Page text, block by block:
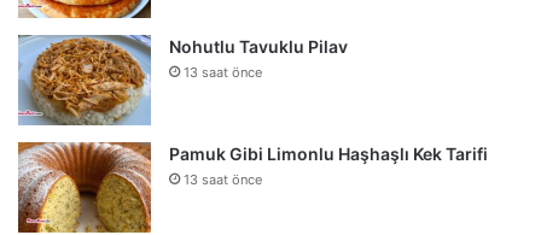
Nohutlu Tavuklu Pilav
13 saat önce
Pamuk Gibi Limonlu Haşhaşlı Kek Tarifi
13 saat önce